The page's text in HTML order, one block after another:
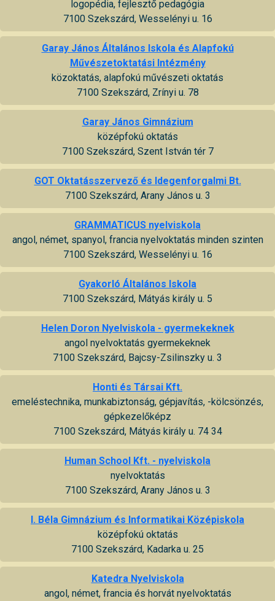
logopédia, fejlesztő pedagógia
7100 Szekszárd, Wesselényi u. 16
Garay János Általános Iskola és Alapfokú
Művészetoktatási Intézmény
közoktatás, alapfokú művészeti oktatás
7100 Szekszárd, Zrínyi u. 78
Garay János Gimnázium
középfokú oktatás
7100 Szekszárd, Szent István tér 7
GOT Oktatásszervező és Idegenforgalmi Bt.
7100 Szekszárd, Arany János u. 3
GRAMMATICUS nyelviskola
angol, német, spanyol, francia nyelvoktatás minden szinten
7100 Szekszárd, Wesselényi u. 16
Gyakorló Általános Iskola
7100 Szekszárd, Mátyás király u. 5
Helen Doron Nyelviskola - gyermekeknek
angol nyelvoktatás gyermekeknek
7100 Szekszárd, Bajcsy-Zsilinszky u. 3
Honti és Társai Kft.
emeléstechnika, munkabiztonság, gépjavítás, -kölcsönzés,
gépkezelőképz
7100 Szekszárd, Mátyás király u. 74 34
Human School Kft. - nyelviskola
nyelvoktatás
7100 Szekszárd, Arany János u. 3
I. Béla Gimnázium és Informatikai Középiskola
középfokú oktatás
7100 Szekszárd, Kadarka u. 25
Katedra Nyelviskola
angol, német, francia és horvát nyelvoktatás